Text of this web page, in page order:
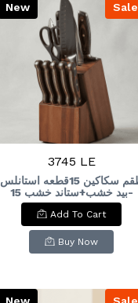
Sale
New
3745 LE
طقم سكاكين 15قطعه استانلس
بيد خشب+ستاند خشب 15-
piece stainless steel
knife set with wooden
handles + wooden stand
Add To Cart
Buy Now